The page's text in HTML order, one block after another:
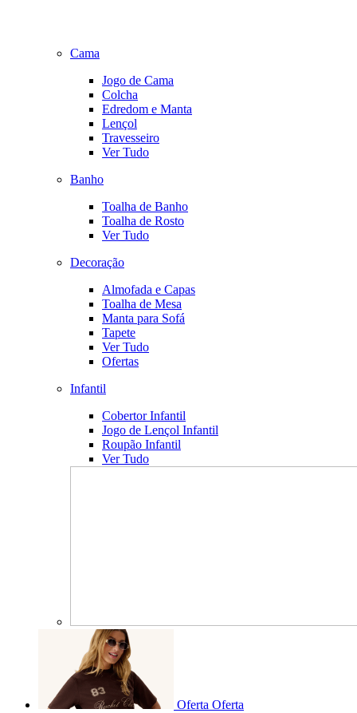
Cama
Jogo de Cama
Colcha
Edredom e Manta
Lençol
Travesseiro
Ver Tudo
Banho
Toalha de Banho
Toalha de Rosto
Ver Tudo
Decoração
Almofada e Capas
Toalha de Mesa
Manta para Sofá
Tapete
Ver Tudo
Ofertas
Infantil
Cobertor Infantil
Jogo de Lençol Infantil
Roupão Infantil
Ver Tudo
Oferta Oferta